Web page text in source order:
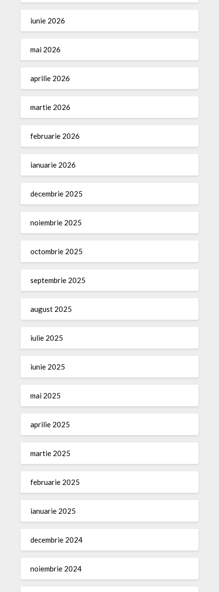
iunie 2026
mai 2026
aprilie 2026
martie 2026
februarie 2026
ianuarie 2026
decembrie 2025
noiembrie 2025
octombrie 2025
septembrie 2025
august 2025
iulie 2025
iunie 2025
mai 2025
aprilie 2025
martie 2025
februarie 2025
ianuarie 2025
decembrie 2024
noiembrie 2024